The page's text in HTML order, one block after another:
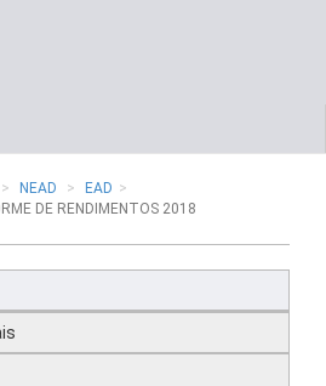
NEAD
EAD
DE RENDIMENTOS 2018